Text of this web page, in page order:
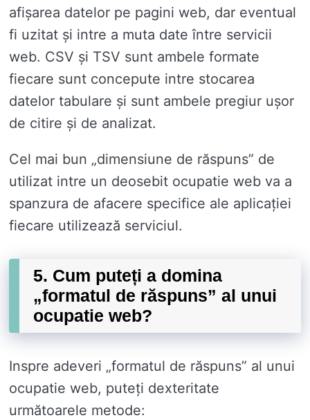
afișarea datelor pe pagini web, dar eventual
fi uzitat și intre a muta date între servicii
web. CSV și TSV sunt ambele formate
fiecare sunt concepute intre stocarea
datelor tabulare și sunt ambele pregiur ușor
de citire și de analizat.
Cel mai bun „dimensiune de răspuns” de
utilizat intre un deosebit ocupatie web va a
spanzura de afacere specifice ale aplicației
fiecare utilizează serviciul.
5. Cum puteți a domina
„formatul de răspuns” al unui
ocupatie web?
Inspre adeveri „formatul de răspuns” al unui
ocupatie web, puteți dexteritate
următoarele metode: